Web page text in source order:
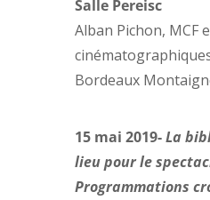
Salle Pereisc
Alban Pichon, MCF
Bordeaux
15 mai 2019-La
lieu pour le
Programmations